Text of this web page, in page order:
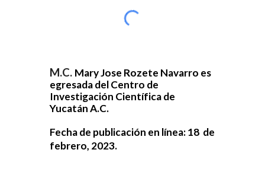
M.C. Mary Jose Rozete Navarro es
egresada del Centro de
Investigación Científica de
Yucatán A.C.
Fecha de publicación en línea:18 de
febrero, 2023.